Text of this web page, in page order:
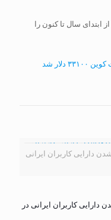
ابتدای سال تا کنون را
دارایی کاربران ایرانی
کاربران ایرانی در